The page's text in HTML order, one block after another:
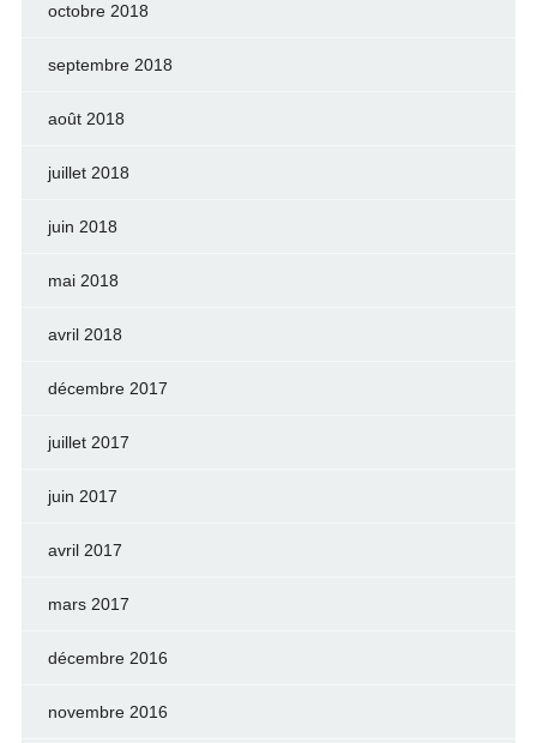
octobre 2018
septembre 2018
août 2018
juillet 2018
juin 2018
mai 2018
avril 2018
décembre 2017
juillet 2017
juin 2017
avril 2017
mars 2017
décembre 2016
novembre 2016